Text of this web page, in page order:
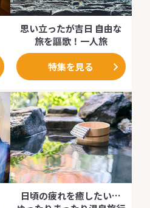
思い立ったが吉日 自由な
旅を謳歌！一人旅
特集を見る
日頃の疲れを癒したい…